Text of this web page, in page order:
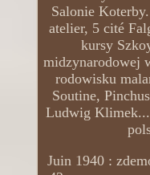
Salonie
atelier, 5 cité
kursy
midzynarodowej
rodowisku
Soutine,
Ludwig
Juin 1940 :